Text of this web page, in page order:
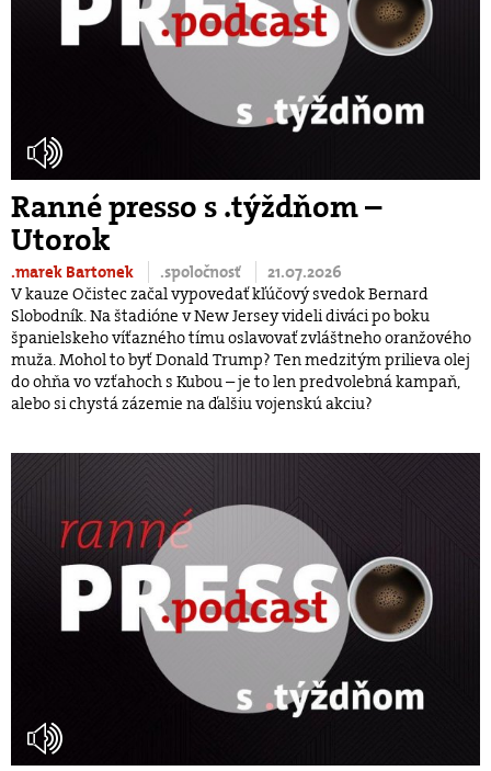
Ranné presso s .týždňom –
Utorok
.marek Bartonek .spoločnosť
21.07.2026
V kauze Očistec začal vypovedať kľúčový svedok Bernard
Slobodník. Na štadióne v New Jersey videli diváci po boku
španielskeho víťazného tímu oslavovať zvláštneho oranžového
muža. Mohol to byť Donald Trump? Ten medzitým prilieva olej
do ohňa vo vzťahoch s Kubou – je to len predvolebná kampaň,
alebo si chystá zázemie na ďalšiu vojenskú akciu?